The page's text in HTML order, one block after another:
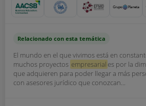
Relacionado con esta temática
El mundo en el que vivimos está en
muchos proyectos empresarial es por la
que adquieren para poder llegar a más
con asesores jurídico que conozcan...